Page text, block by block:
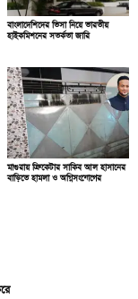
বাংলাদেশিদের ভিসা নিয়ে ভারতীয়
হাইকমিশনের সতর্কতা জারি
মাগুরায় ক্রিকেটার সাকিব আল হাসানের
বাড়িতে হামলা ও অগ্নিসংযোগের